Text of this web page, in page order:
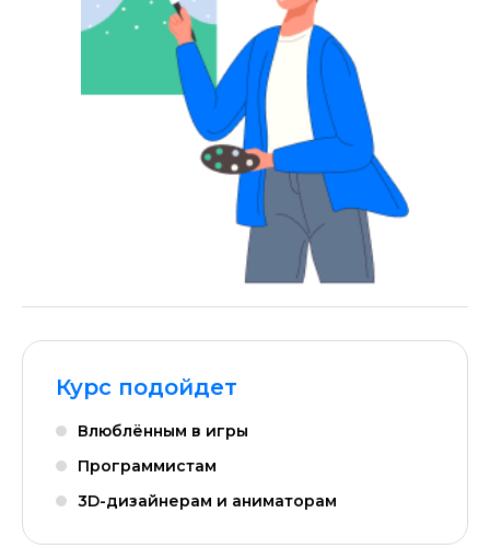
Курс подойдет
Влюблённым в игры
Программистам
3D-дизайнерам и аниматорам